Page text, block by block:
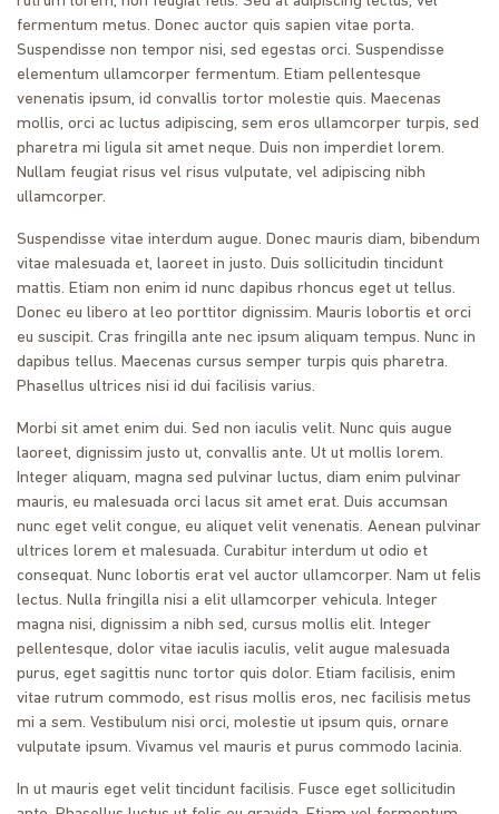
fermentum metus. Donec auctor quis sapien vitae porta.
Suspendisse non tempor nisi, sed egestas orci. Suspendisse
elementum ullamcorper fermentum. Etiam pellentesque
venenatis ipsum, id convallis tortor molestie quis. Maecenas
mollis, orci ac luctus adipiscing, sem eros ullamcorper turpis, sed
pharetra mi ligula sit amet neque. Duis non imperdiet lorem.
Nullam feugiat risus vel risus vulputate, vel adipiscing nibh
ullamcorper.
Suspendisse vitae interdum augue. Donec mauris diam, bibendum
vitae malesuada et, laoreet in justo. Duis sollicitudin tincidunt
mattis. Etiam non enim id nunc dapibus rhoncus eget ut tellus.
Donec eu libero at leo porttitor dignissim. Mauris lobortis et orci
eu suscipit. Cras fringilla ante nec ipsum aliquam tempus. Nunc in
dapibus tellus. Maecenas cursus semper turpis quis pharetra.
Phasellus ultrices nisi id dui facilisis varius.
Morbi sit amet enim dui. Sed non iaculis velit. Nunc quis augue
laoreet, dignissim justo ut, convallis ante. Ut ut mollis lorem.
Integer aliquam, magna sed pulvinar luctus, diam enim pulvinar
mauris, eu malesuada orci lacus sit amet erat. Duis accumsan
nunc eget velit congue, eu aliquet velit venenatis. Aenean pulvinar
ultrices lorem et malesuada. Curabitur interdum ut odio et
consequat. Nunc lobortis erat vel auctor ullamcorper. Nam ut felis
lectus. Nulla fringilla nisi a elit ullamcorper vehicula. Integer
magna nisi, dignissim a nibh sed, cursus mollis elit. Integer
pellentesque, dolor vitae iaculis iaculis, velit augue malesuada
purus, eget sagittis nunc tortor quis dolor. Etiam facilisis, enim
vitae rutrum commodo, est risus mollis eros, nec facilisis metus
mi a sem. Vestibulum nisi orci, molestie ut ipsum quis, ornare
vulputate ipsum. Vivamus vel mauris et purus commodo lacinia.
In ut mauris eget velit tincidunt facilisis. Fusce eget sollicitudin